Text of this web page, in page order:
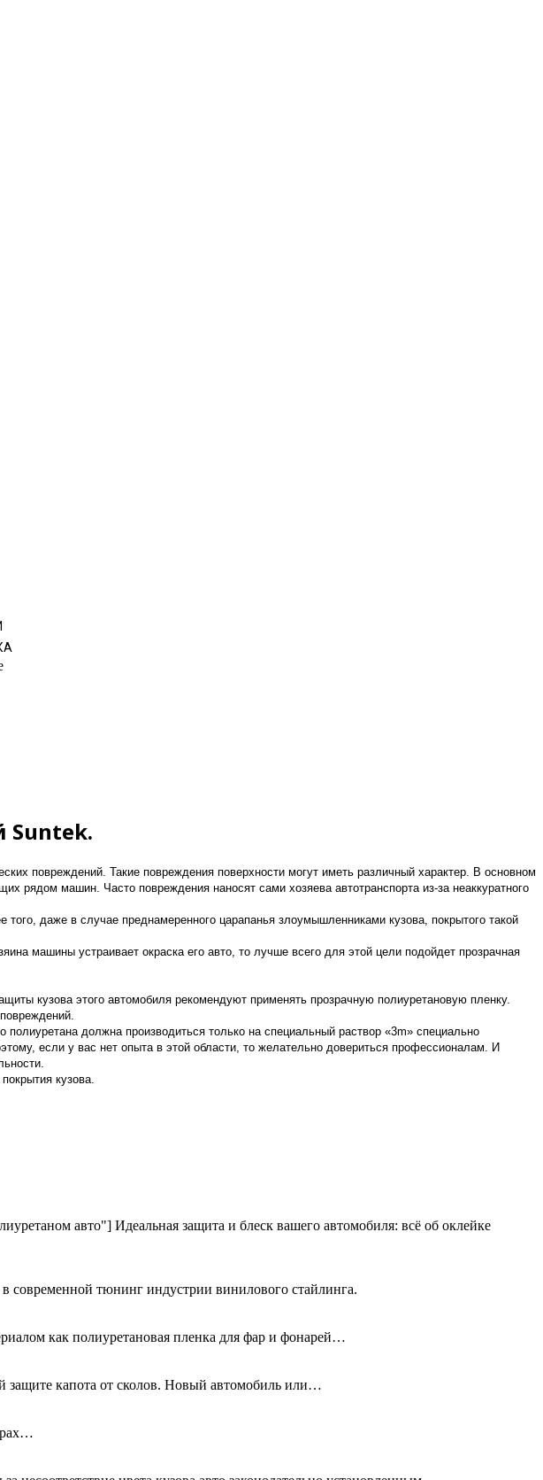
Suntek.
повреждений. Такие повреждения поверхности могут иметь различный характер. В основном
рядом машин. Часто повреждения наносят сами хозяева автотранспорта из-за неаккуратного
даже в случае преднамеренного царапанья злоумышленниками кузова, покрытого такой
машины устраивает окраска его авто, то лучше всего для этой цели подойдет прозрачная
кузова этого автомобиля рекомендуют применять прозрачную полиуретановую пленку.
полиуретана должна производиться только на специальный раствор «3m» специально
если у вас нет опыта в этой области, то желательно довериться профессионалам. И
кузова.
авто"] Идеальная защита и блеск вашего автомобиля: всё об оклейке
современной тюнинг индустрии винилового стайлинга.
как полиуретановая пленка для фар и фонарей…
защите капота от сколов. Новый автомобиль или…